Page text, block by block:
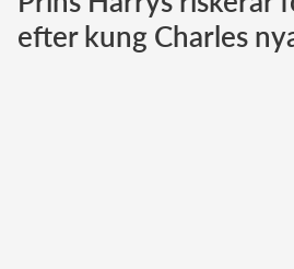
Norska
efter kung Charles